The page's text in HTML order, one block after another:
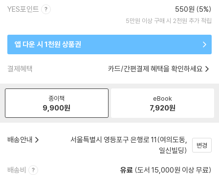
YES포인트 550원 (5%)
5만원 이상 구매 시 2천원 추가 적립
앱 다운 시 1천원 상품권
결제혜택 카드/간편결제 혜택을 확인하세요
종이책
9,900원
eBook
7,920원
배송안내
서울특별시 영등포구 은행로 11(여의도동,
일신빌딩)
변경
배송비 유료 (도서 15,000원 이상 무료)